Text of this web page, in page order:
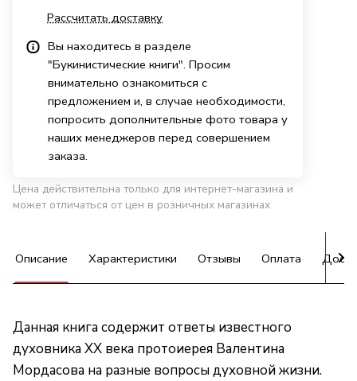
Рассчитать доставку
Вы находитесь в разделе
"Букинистические книги". Просим
внимательно ознакомиться с
предложением и, в случае необходимости,
попросить дополнительные фото товара у
наших менеджеров перед совершением
заказа.
Цена действительна только для интернет-магазина и
может отличаться от цен в розничных магазинах
Описание Характеристики Отзывы Оплата
Данная книга содержит ответы известного
духовника XX века протоиерея Валентина
Мордасова на разные вопросы духовной жизни.